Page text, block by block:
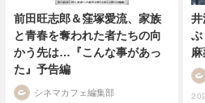
前田旺志郎＆窪塚愛流、家族
と青春を奪われた者たちの向
かう先は…『こんな事があっ
た』予告編
シネマカフェ編集部
井